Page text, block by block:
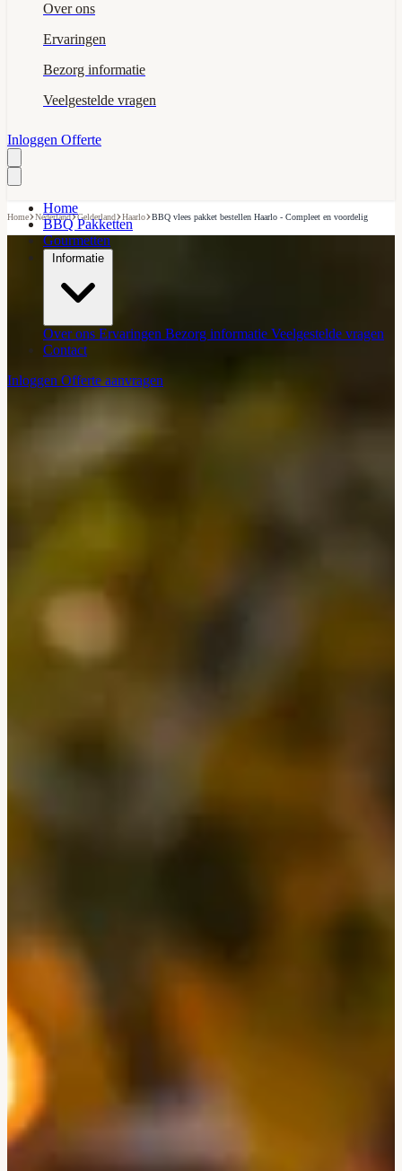
Over ons
Ervaringen
Bezorg informatie
Veelgestelde vragen
Inloggen Offerte
Home
BBQ Pakketten
Gourmetten
Informatie
Over ons Ervaringen Bezorg informatie Veelgestelde vragen
Contact
Inloggen Offerte aanvragen
Home›Nederland›Gelderland›Haarlo›BBQ vlees pakket bestellen Haarlo - Compleet en voordelig